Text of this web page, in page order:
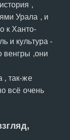
,
Урала , и
к Ханто-
и культура -
венгры ,они
, так-же
всё очень